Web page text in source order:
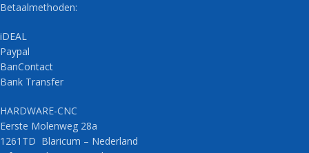
Betaalmethoden:
iDEAL
Paypal
BanContact
Bank Transfer
HARDWARE-CNC
Eerste Molenweg 28a
1261TD Blaricum – Nederland